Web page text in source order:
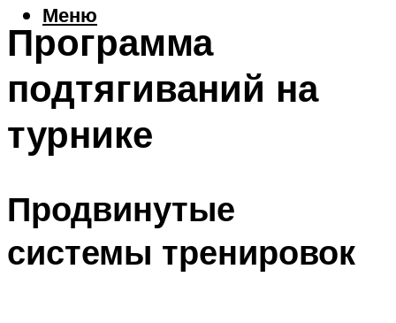
Меню
Программа
подтягиваний на
турнике
Продвинутые
системы тренировок